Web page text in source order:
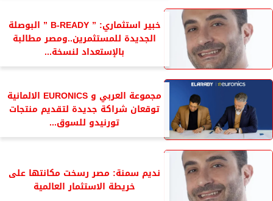
خبير استثماري: ” B-READY ” البوصلة
الجديدة للمستثمرين..ومصر مطالبة
بالإستعداد لنسخة...
مجموعة العربي و EURONICS الالمانية
توقعان شراكة جديدة لتقديم منتجات
تورنيدو للسوق...
نديم سمنة: مصر رسخت مكانتها على
خريطة الاستثمار العالمية